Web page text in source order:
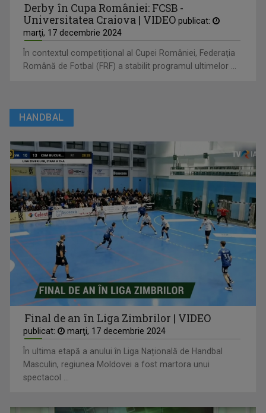
Derby în Cupa României: FCSB -
Universitatea Craiova | VIDEO publicat:
marţi, 17 decembrie 2024
În contextul competițional al Cupei României, Federația
Română de Fotbal (FRF) a stabilit programul ultimelor ...
HANDBAL
Final de an în Liga Zimbrilor | VIDEO
publicat: marţi, 17 decembrie 2024
În ultima etapă a anului în Liga Națională de Handbal
Masculin, regiunea Moldovei a fost martora unui
spectacol ...